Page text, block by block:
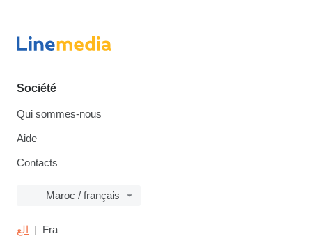
Société
Qui sommes-nous
Aide
Contacts
Maroc / français
الع Fra